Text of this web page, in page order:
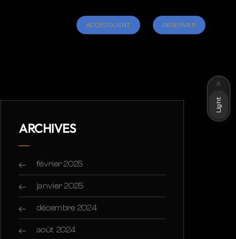
ACCÈS CLIENT RÉSERVER
ARCHIVES
février 2025
janvier 2025
décembre 2024
août 2024
Light
Dark